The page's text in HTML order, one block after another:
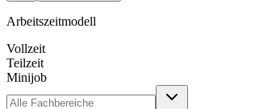
Arbeitszeitmodell
Vollzeit
Teilzeit
Minijob